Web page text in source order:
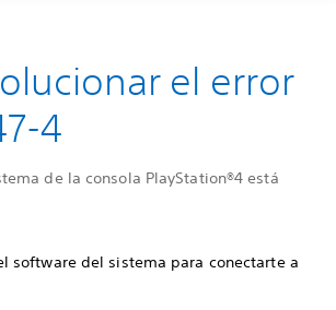
el error
4
de la consola PlayStation®4 está
software del sistema para conectarte a